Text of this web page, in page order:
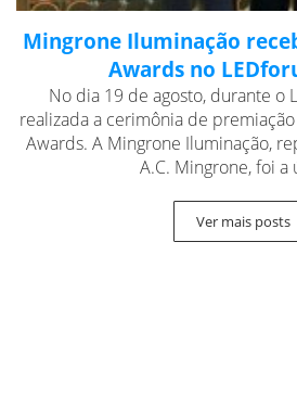
Mingrone Iluminação
Awards no
No dia 19 de agosto, durante o
realizada a cerimônia de
Awards. A Mingrone Iluminação,
A.C. Mingrone, foi a
Ver mais posts